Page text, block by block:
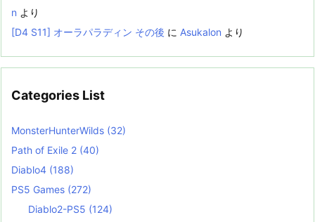
n より
[D4 S11] オーラパラディン その後 に Asukalon より
Categories List
MonsterHunterWilds (32)
Path of Exile 2 (40)
Diablo4 (188)
PS5 Games (272)
Diablo2-PS5 (124)